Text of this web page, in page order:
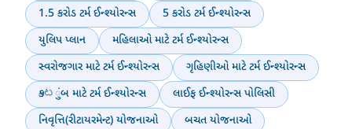
1.5 કરોડ ટર્મ ઈન્શ્યોરન્સ
5 કરોડ ટર્મ ઈન્શ્યોરન્સ
યુલિપ પ્લાન
મહિલાઓ માટે ટર્મ ઈન્શ્યોરન્સ
સ્વરોજગાર માટે ટર્મ ઈન્શ્યોરન્સ
ગૃહિણીઓ માટે ટર્મ ઈન્શ્યોરન્સ
કుటુંબ માટે ટર્મ ઈન્શ્યોરન્સ
લાઈફ ઈન્શ્યોરન્સ પોલિસી
નિવૃત્તિ(રીટાયરમેન્ટ) યોજનાઓ
બચત યોજનાઓ